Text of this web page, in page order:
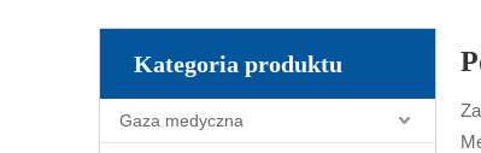
Kategoria produktu
Gaza medyczna